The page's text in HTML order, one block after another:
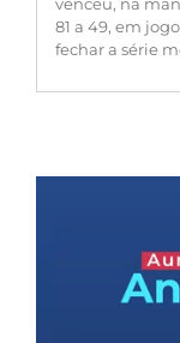
venceu, na
81 a 49, em
fechar a série